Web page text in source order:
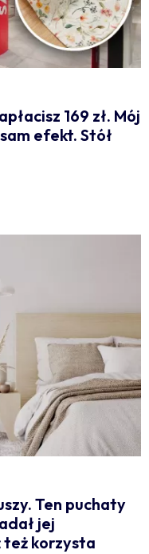
169 zł. Mój
efekt. Stół
Ten puchaty
jej
też korzysta